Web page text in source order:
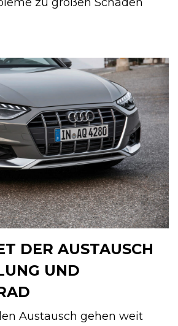
DER AUSTAUSCH
UND
Austausch gehen weit